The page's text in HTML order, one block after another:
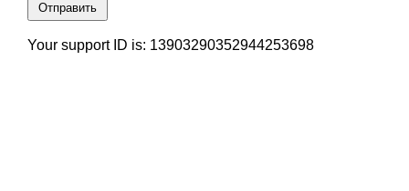
Отправить
Your support ID is: 13903290352944253698